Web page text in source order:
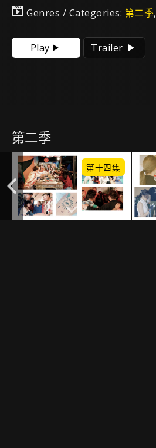
Genres / Categories: 第二季,
Play Trailer
第二季
第十四集